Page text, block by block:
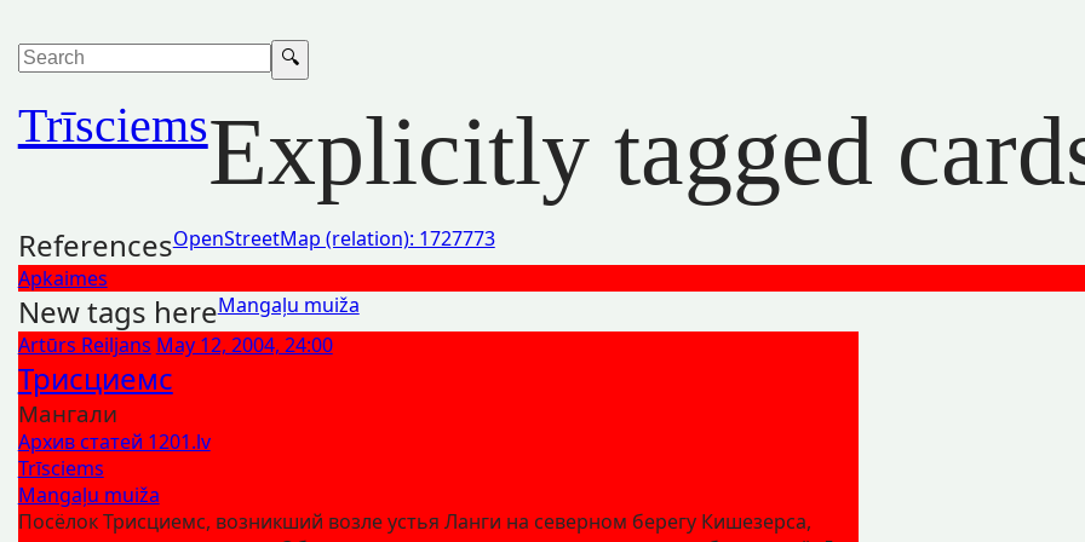
TrīsciemsExplicitly tagged
ReferencesOpenStreetMap (relation): 1727773
Apkaimes
New tags hereMangaļu muiža
Artūrs Reiljans May 12, 2004, 24:00
Трисциемс
Мангали
Архив статей 1201.lv
Trīsciems
Mangaļu muiža
Посёлок Трисциемс, возникший возле устья Ланги на северном берегу Кишезерса,